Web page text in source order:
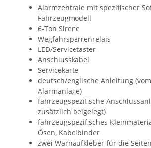
Alarmzentrale mit spezifischer
Fahrzeugmodell
6-Ton Sirene
Wegfahrsperrenrelais
LED/Servicetaster
Anschlusskabel
Servicekarte
deutsch/englische Anleitung
Alarmanlage)
fahrzeugspezifische
zusätzlich beigelegt)
fahrzeugspezifisches
Ösen, Kabelbinder
zwei Warnaufkleber für die